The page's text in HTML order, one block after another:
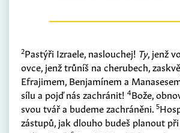
2Pastýři Izraele, naslouchej! Ty, jenž
ovce, jenž trůníš na cherubech,
Efrajimem, Benjamínem a
sílu a pojď nás zachránit! 4Bože,
svou tvář a budeme zachráněni. 5
zástupů, jak dlouho budeš planout